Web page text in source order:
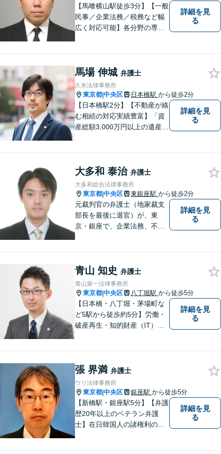
丁堀駅徒歩2分】
【馬喰横山駅徒歩3分】【一般
民事／企業法務／税務など幅
広く対応可能】各分野の専門
明るい未来を作っていけるよ
う精進いたします。まずはご
相談を！
詳細を見
る
馬場 伸城 弁護士
久米法律事務所
東京都|中央区 日本橋駅 から徒歩2分
【日本橋駅2分】【不動産が絡
む相続の対応実績豊富】「資
産総額3,000万円以上の遺産分
【不動産取引に関するトラブ
ル・宅建業法の問題等】単発
のご依頼もご相談ください
詳細を見
る
大多和 泰治 弁護士
大多和総合法律事務所
東京都|中央区 東銀座駅 から徒歩2分
元裁判官の弁護士（地家裁支
部長を最後に退官）が、東
京・銀座で、企業法務、不動
業務を取り扱っている事務所
です。 実務経験は２７年（裁
判官７年、弁護士２０年）で
す。
詳細を見
る
青山 知史 弁護士
青山第一法律事務所
東京都|中央区 八丁堀駅 から徒歩5分
【日本橋・八丁堀・茅場町な
ど5駅から徒歩約5分】労働・
破産再生・知的財産（IT）な
も柔軟に対応可能。
詳細を見
る
張 界満 弁護士
ウリ法律事務所
東京都|中央区 銀座駅 から徒歩5分
【新橋駅・銀座駅5分】【弁護
歴20年以上のベテラン弁護
士】在日韓国人の諸権利の擁
詳細を見
る